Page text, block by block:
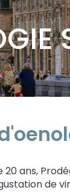
20 ans,
de